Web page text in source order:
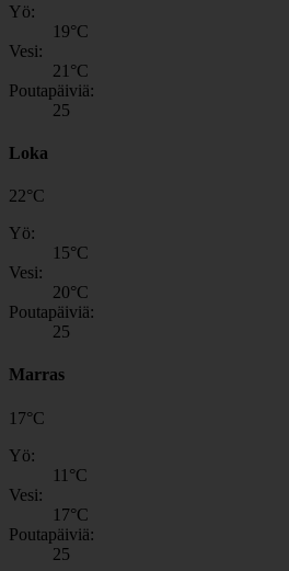
Yö:
19°C
Vesi:
21 °C
Poutapäiviä:
25
Loka
22°C
Yö:
15°C
Vesi:
20°C
Poutapäiviä:
25
Marras
17°C
Yö:
11 °C
Vesi:
17°C
Poutapäiviä:
25